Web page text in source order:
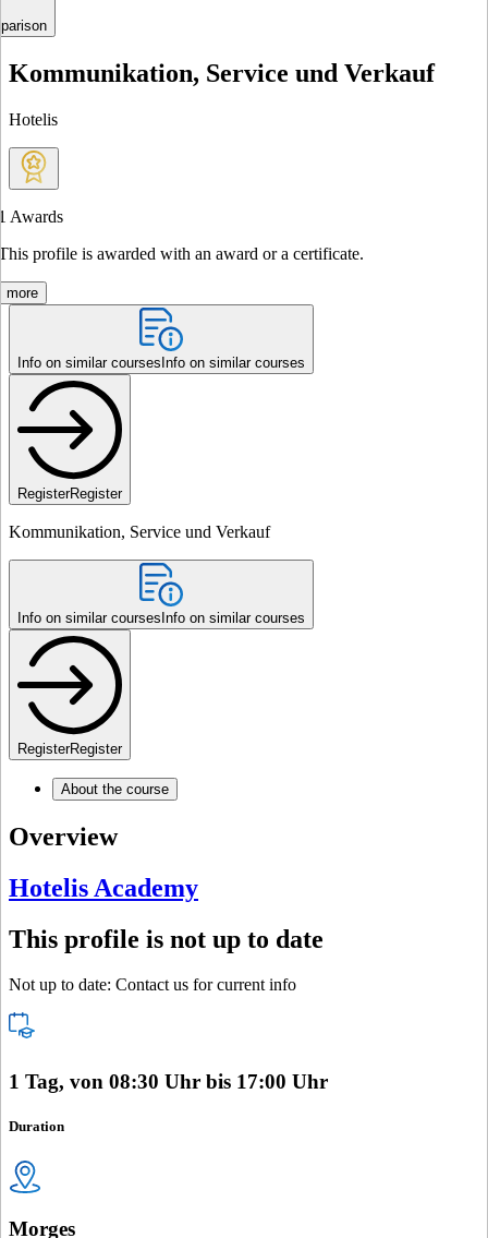
Kommunikation, Service und Verkauf
Hotelis
Awards
profile is awarded with an award or a certificate.
more
Info on similar courses Info on similar courses
RegisterRegister
Kommunikation, Service und Verkauf
Info on similar courses Info on similar courses
RegisterRegister
About the course
Overview
Hotelis Academy
This profile is not up to date
Not up to date: Contact us for current info
1 Tag, von 08:30 Uhr bis 17:00 Uhr
Duration
Morges